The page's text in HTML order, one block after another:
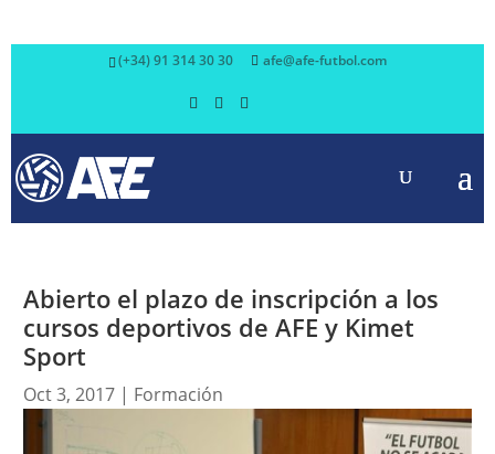
(+34) 91 314 30 30 afe@afe-futbol.com
Abierto el plazo de inscripción a los
cursos deportivos de AFE y Kimet
Sport
Oct 3, 2017| Formación